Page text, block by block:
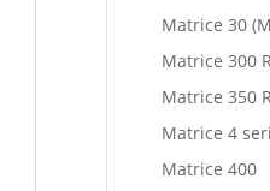
Matrice 30
Matrice 300
Matrice 350
Matrice 4
Matrice 400